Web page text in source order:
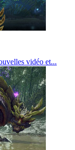
vidéo et...